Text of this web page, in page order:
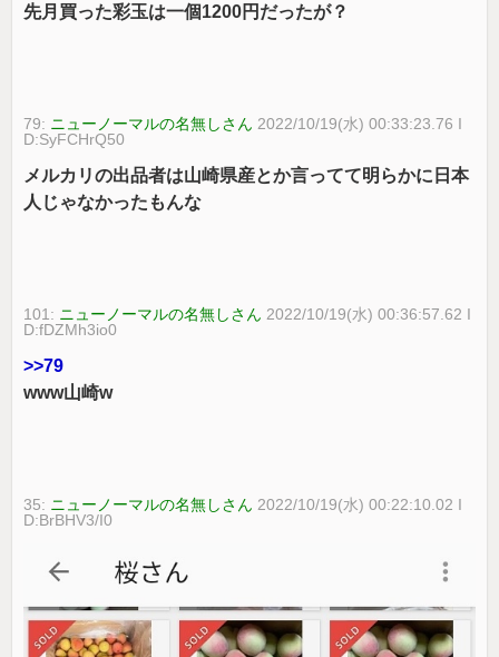
先月買った彩玉は一個1200円だったが？
79: ニューノーマルの名無しさん 2022/10/19(水) 00:33:23.76 I
D:SyFCHrQ50
メルカリの出品者は山崎県産とか言ってて明らかに日本
人じゃなかったもんな
101: ニューノーマルの名無しさん 2022/10/19(水) 00:36:57.62 I
D:fDZMh3io0
>>79
www山崎w
35: ニューノーマルの名無しさん 2022/10/19(水) 00:22:10.02 I
D:BrBHV3/I0